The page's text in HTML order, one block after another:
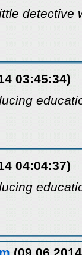
detective
03:45:34)
04:04:37)